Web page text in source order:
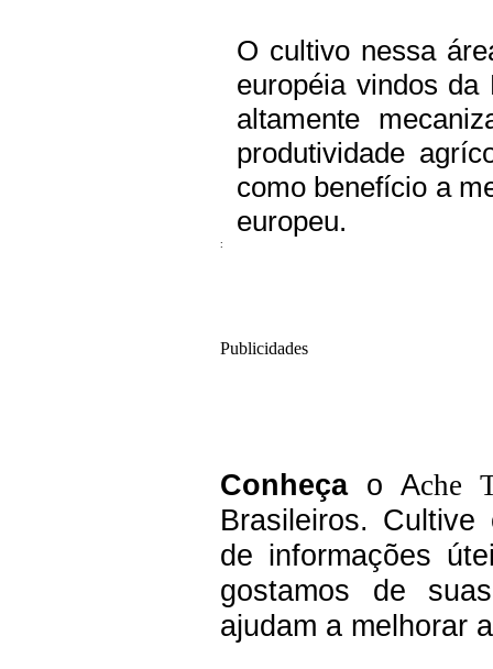
O cultivo nessa
européia vindos
altamente
produtividade
como benefício a
europeu.
:
Publicidades
Conheçao Ache
Brasileiros.
de informações
gostamos de
ajudam a melhorar